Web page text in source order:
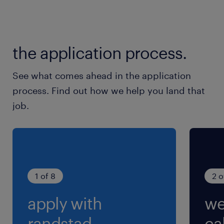
the application process.
See what comes ahead in the application
process. Find out how we help you land that
job.
1 of 8
apply with
2